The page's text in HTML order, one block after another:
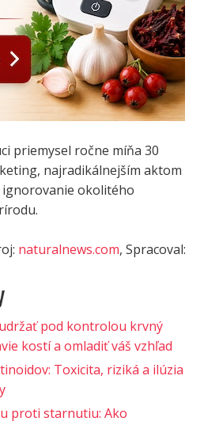
priemysel ročne míňa 30
najradikálnejším aktom
okolitého
naturalnews.com, Spracoval:
pod kontrolou krvný
kostí a omladiť váš vzhľad
Toxicita, riziká a ilúzia
proti starnutiu: Ako